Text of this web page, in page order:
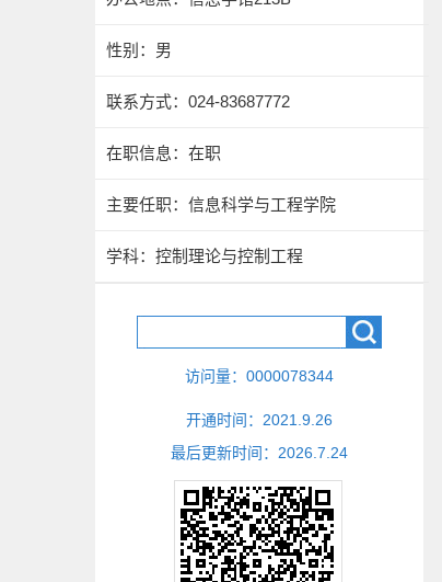
性别：男
联系方式： 024-83687772
在职信息：在职
主要任职：信息科学与工程学院
学科：控制理论与控制工程
访问量： 0000078344
开通时间： 2021 9 26
最后更新时间： 2026 7 24